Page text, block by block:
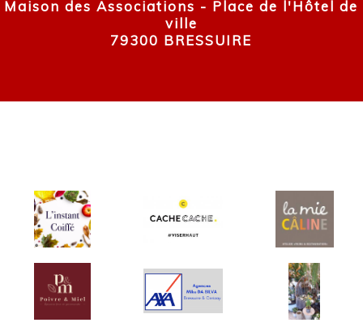
Maison des Associations - Place de l'Hôtel de
ville
79300 BRESSUIRE